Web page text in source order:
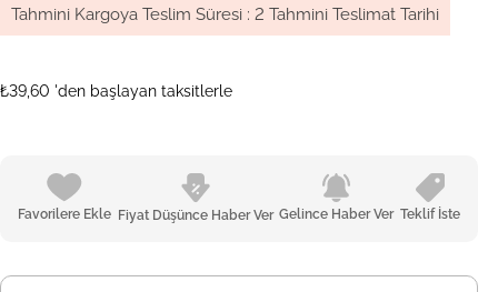
Tahmini Kargoya Teslim Süresi : 2 Tahmini Teslimat Tarihi
₺39,60 'den başlayan taksitlerle
Favorilere Ekle Fiyat Düşünce Haber Ver Gelince Haber Ver Teklif İste